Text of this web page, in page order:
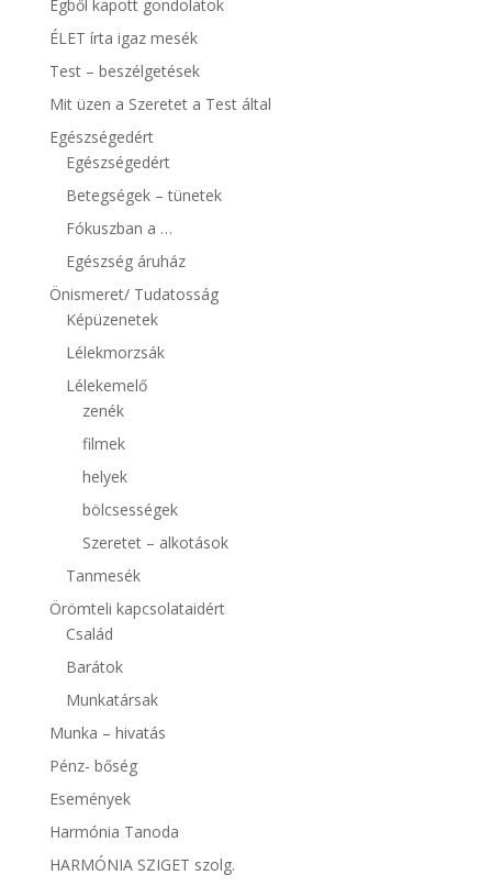
Égből kapott gondolatok
ÉLET írta igaz mesék
Test – beszélgetések
Mit üzen a Szeretet a Test által
Egészségedért
Egészségedért
Betegségek – tünetek
Fókuszban a …
Egészség áruház
Önismeret/ Tudatosság
Képüzenetek
Lélekmorzsák
Lélekemelő
zenék
filmek
helyek
bölcsességek
Szeretet – alkotások
Tanmesék
Örömteli kapcsolataidért
Család
Barátok
Munkatársak
Munka – hivatás
Pénz- bőség
Események
Harmónia Tanoda
HARMÓNIA SZIGET szolg.